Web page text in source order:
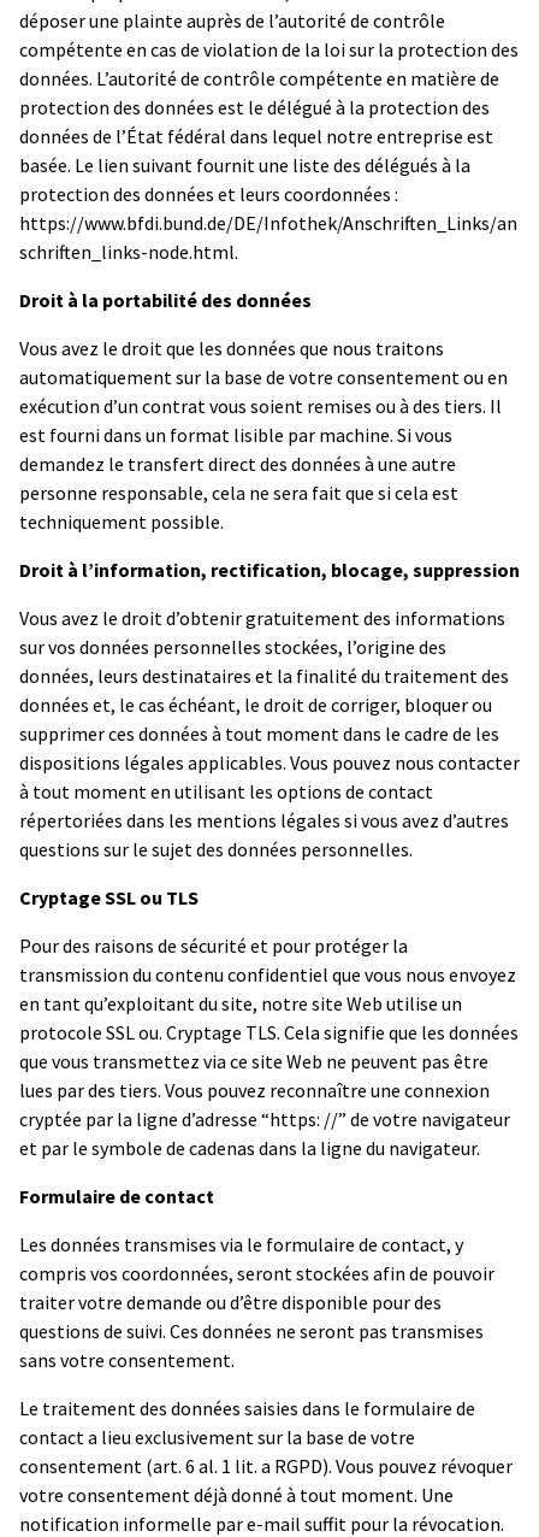
déposer une plainte auprès de l’autorité de contrôle
compétente en cas de violation de la loi sur la protection des
données. L’autorité de contrôle compétente en matière de
protection des données est le délégué à la protection des
données de l’État fédéral dans lequel notre entreprise est
basée. Le lien suivant fournit une liste des délégués à la
protection des données et leurs coordonnées :
https://www.bfdi.bund.de/DE/Infothek/Anschriften_Links/an
schriften_links-node.html.
Droit à la portabilité des données
Vous avez le droit que les données que nous traitons
automatiquement sur la base de votre consentement ou en
exécution d’un contrat vous soient remises ou à des tiers. Il
est fourni dans un format lisible par machine. Si vous
demandez le transfert direct des données à une autre
personne responsable, cela ne sera fait que si cela est
techniquement possible.
Droit à l’information, rectification, blocage, suppression
Vous avez le droit d’obtenir gratuitement des informations
sur vos données personnelles stockées, l’origine des
données, leurs destinataires et la finalité du traitement des
données et, le cas échéant, le droit de corriger, bloquer ou
supprimer ces données à tout moment dans le cadre de les
dispositions légales applicables. Vous pouvez nous contacter
à tout moment en utilisant les options de contact
répertoriées dans les mentions légales si vous avez d’autres
questions sur le sujet des données personnelles.
Cryptage SSL ou TLS
Pour des raisons de sécurité et pour protéger la
transmission du contenu confidentiel que vous nous envoyez
en tant qu’exploitant du site, notre site Web utilise un
protocole SSL ou. Cryptage TLS. Cela signifie que les données
que vous transmettez via ce site Web ne peuvent pas être
lues par des tiers. Vous pouvez reconnaître une connexion
cryptée par la ligne d’adresse “https: //” de votre navigateur
et par le symbole de cadenas dans la ligne du navigateur.
Formulaire de contact
Les données transmises via le formulaire de contact, y
compris vos coordonnées, seront stockées afin de pouvoir
traiter votre demande ou d’être disponible pour des
questions de suivi. Ces données ne seront pas transmises
sans votre consentement.
Le traitement des données saisies dans le formulaire de
contact a lieu exclusivement sur la base de votre
consentement (art. 6 al. 1 lit. a RGPD). Vous pouvez révoquer
votre consentement déjà donné à tout moment. Une
notification informelle par e-mail suffit pour la révocation.